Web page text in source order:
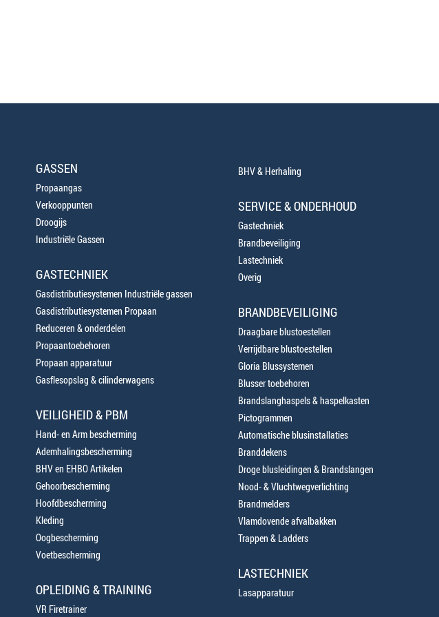
GASSEN
Propaangas
Verkooppunten
Droogijs
Industriële Gassen
GASTECHNIEK
Gasdistributiesystemen Industriële gassen
Gasdistributiesystemen Propaan
Reduceren & onderdelen
Propaantoebehoren
Propaan apparatuur
Gasflesopslag & cilinderwagens
VEILIGHEID & PBM
Hand- en Arm bescherming
Ademhalingsbescherming
BHV en EHBO Artikelen
Gehoorbescherming
Hoofdbescherming
Kleding
Oogbescherming
Voetbescherming
OPLEIDING & TRAINING
VR Firetrainer
BHV & Herhaling
SERVICE & ONDERHOUD
Gastechniek
Brandbeveiliging
Lastechniek
Overig
BRANDBEVEILIGING
Draagbare blustoestellen
Verrijdbare blustoestellen
Gloria Blussystemen
Blusser toebehoren
Brandslanghaspels & haspelkasten
Pictogrammen
Automatische blusinstallaties
Branddekens
Droge blusleidingen & Brandslangen
Nood- & Vluchtwegverlichting
Brandmelders
Vlamdovende afvalbakken
Trappen & Ladders
LASTECHNIEK
Lasapparatuur